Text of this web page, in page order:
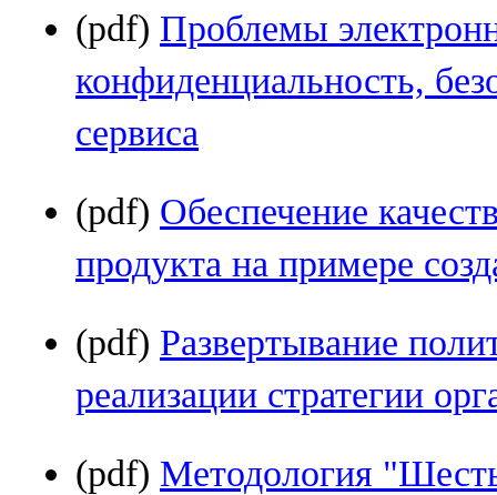
(pdf) Проблемы
конфиденциальность,
сервиса
(pdf) Обеспечение
продукта на примере
(pdf) Развертывание
реализации стратегии
(pdf) Методология